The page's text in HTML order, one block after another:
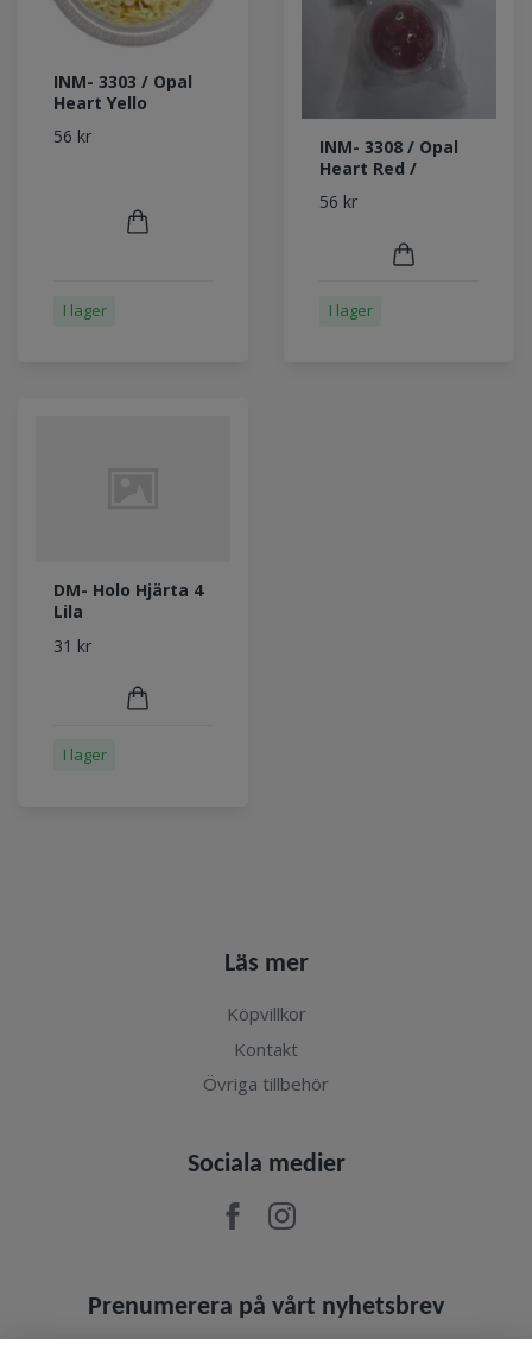
INM- 3303 / Opal
Heart Yello
56 kr
I lager
INM- 3308 / Opal
Heart Red /
56 kr
I lager
DM- Holo Hjärta 4
Lila
31 kr
I lager
Läs mer
Köpvillkor
Kontakt
Övriga tillbehör
Sociala medier
Prenumerera på vårt nyhetsbrev